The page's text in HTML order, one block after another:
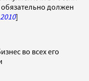
обязательно должен
]
во всех его